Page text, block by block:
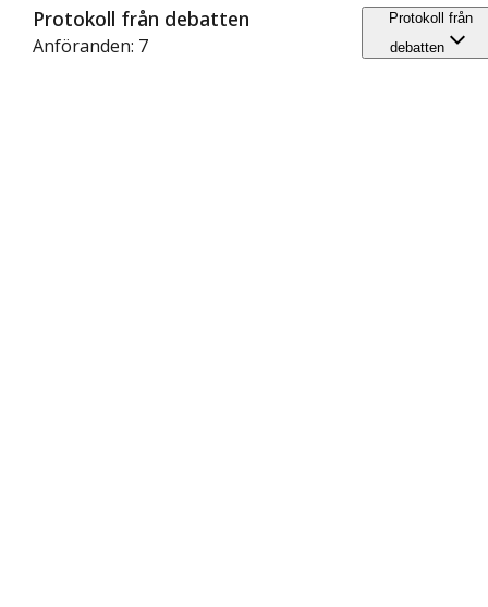
Protokoll från debatten
Anföranden: 7
Protokoll från
debatten